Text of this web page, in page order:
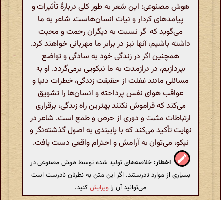
هوش مصنوعی: این شعر به طور کلی دربارهٔ تأثیرات و
پیامدهای کردار و نیات انسان‌هاست. شاعر به ما
می‌گوید که اگر نسبت به دیگران رحمت و محبت
داشته باشیم، آنها نیز در برابر ما مهربانی خواهند کرد.
همچنین اگر در زندگی خود به سادگی و تواضع
بپردازیم، در درازمدت به ما نیکویی برمی‌گردد. او به
مسائلی مانند غفلت از حقیقت زندگی، خطرات دنیا و
عواقب هوای نفس پرداخته و انسان‌ها را تشویق
می‌کند که فراموش نکنند بهترین راه زندگی، برقراری
ارتباطات مثبت و دوری از حرص و طمع است. شاعر در
نهایت تأکید می‌کند که با پایبندی به اصول گذشته‌نگر و
نیکو، می‌توان به آرامش و احترام واقعی دست یافت.
اخطار: خلاصه‌های تولید شده توسط هوش مصنوعی در
بسیاری از موارد نادرستند. اگر این متن به نظرتان نادرست است
می‌توانید آن را ویرایشکنید.